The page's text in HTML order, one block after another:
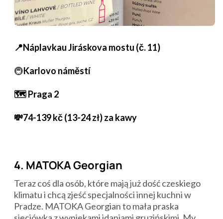
📍Náplavkau Jiráskova mostu (č. 11)
🚇Karlovo náměstí
🗺️ Praga 2
💸74-139 kč (13-24 zł) za kawy
4. MATOKA Georgian
Teraz coś dla osób, które mają już dość czeskiego
klimatu i chcą zjeść specjalności innej kuchni w
Pradze. MATOKA Georgian to mała praska